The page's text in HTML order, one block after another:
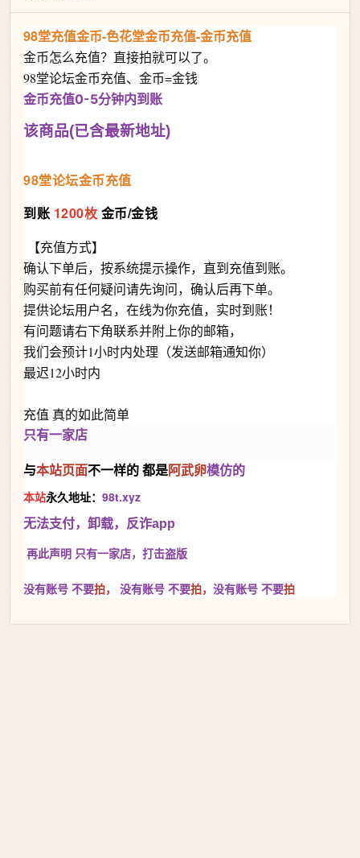
98堂充值金币-色花堂金币充值-金币充值
金币怎么充值？直接拍就可以了。
98堂论坛金币充值、金币=金钱
金币充值0-5分钟内到账
该商品(已含最新地址)
98堂论坛金币充值
到账 1200枚 金币/金钱
【充值方式】
确认下单后，按系统提示操作，直到充值到账。
购买前有任何疑问请先询问，确认后再下单。
提供论坛用户名，在线为你充值，实时到账！
有问题请右下角联系并附上你的邮箱，
我们会预计1小时内处理（发送邮箱通知你）
最迟12小时内
充值 真的如此简单
只有一家店
与本站页面不一样的 都是阿武卵模仿的
本站永久地址： 98t.xyz
无法支付，卸载，反诈app
再此声明 只有一家店， 打击盗版
没有账号 不要拍， 没有账号 不要拍， 没有账号 不要拍